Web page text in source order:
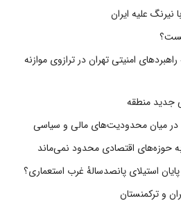
نیرنگ علیه ایران
امنیتی تهران در ترازوی موازنه
جدید منطقه
در میان محدودیت‌های مالی و سیاسی
حوزه‌های اقتصادی محدود نمی‌ماند
استیلای پانصدسالۀ غرب استعماری؟
و ترکمنستان